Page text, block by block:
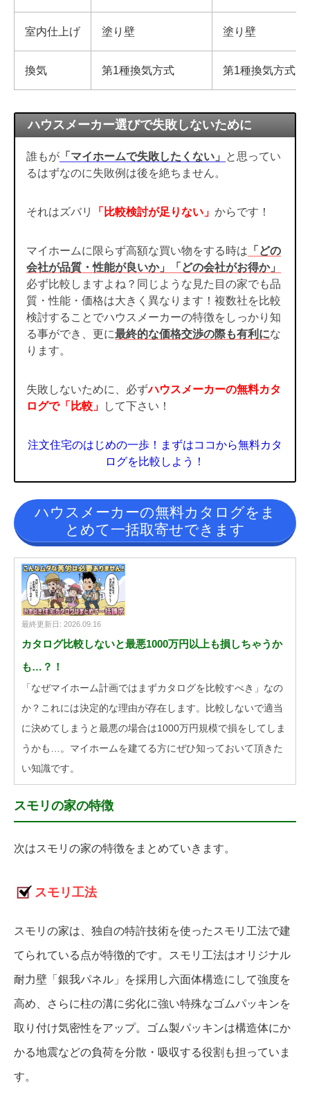
室内仕上げ 塗り壁 塗り壁
換気 第1種換気方式 第1種換気方式
ハウスメーカー選びで失敗しないために
誰もが 「マイホームで失敗したくない」
と思ってい
るはずなのに失敗例は後を絶ちません。
それはズバリ 「比較検討が足りない」 からです！
マイホームに限らず高額な買い物をする時は 「どの
会社が品質・性能が良いか」「どの会社がお得か」
必ず比較しますよね？同じような見た目の家でも品
質・性能・価格は大きく異なります！複数社を比較
検討することでハウスメーカーの特徴をしっかり知
る事ができ、更に最終的な価格交渉の際も有利にな
ります。
失敗しないために、必ずハウスメーカーの無料カタ
ログで「比較」
して下さい！
注文住宅のはじめの一歩！まずはココから無料カタ
ログを比較しよう！
ハウスメーカーの無料カタログをま
とめて一括取寄せできます
最終更新日: 2026.09.16
カタログ比較しないと最悪1000万円以上も損しちゃうか
も…？！
「なぜマイホーム計画ではまずカタログを比較すべき」なの
か？これには決定的な理由が存在します。比較しないで適当
に決めてしまうと最悪の場合は1000万円規模で損をしてしま
うかも…。マイホームを建てる方にぜひ知っておいて頂きた
い知識です。
スモリの家の特徴
次はスモリの家の特徴をまとめていきます。
スモリ工法
スモリの家は、独自の特許技術を使ったスモリ工法で建
てられている点が特徴的です。スモリ工法はオリジナル
耐力壁「銀我パネル」を採用し六面体構造にして強度を
高め、さらに柱の溝に劣化に強い特殊なゴムパッキンを
取り付け気密性をアップ。ゴム製パッキンは構造体にか
かる地震などの負荷を分散・吸収する役割も担っていま
す。